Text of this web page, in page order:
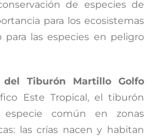
de especies de
para los ecosistemas
para las especies en peligro
Tiburón Martillo Golfo
Este Tropical, el tiburón
común en zonas
las crías nacen y habitan